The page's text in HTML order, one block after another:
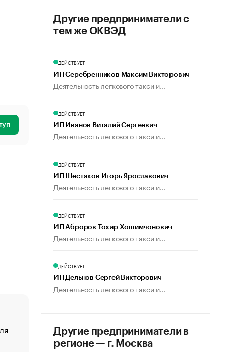
«От спорта тело стареет иначе». Как живет глава
создавшей GTA
Другие предприниматели с
тем же ОКВЭД
ДЕЙСТВУЕТ
ИП Серебренников Максим Викторович
Деятельность легкового такси и...
ДЕЙСТВУЕТ
ИП Иванов Виталий Сергеевич
Деятельность легкового такси и...
ДЕЙСТВУЕТ
ИП Шестаков Игорь Ярославович
Деятельность легкового такси и...
ДЕЙСТВУЕТ
ИП Аброров Тохир Хошимчонович
Деятельность легкового такси и...
ДЕЙСТВУЕТ
ИП Дельнов Сергей Викторович
Деятельность легкового такси и...
Другие предприниматели в
регионе — г. Москва